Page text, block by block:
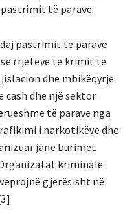
të parave.
pastrimit të parave
rrjeteve të krimit të
dhe mbikëqyrje.
cash dhe një sektor
të parave nga
i narkotikëve dhe
janë burimet
kriminale
gjerësisht në